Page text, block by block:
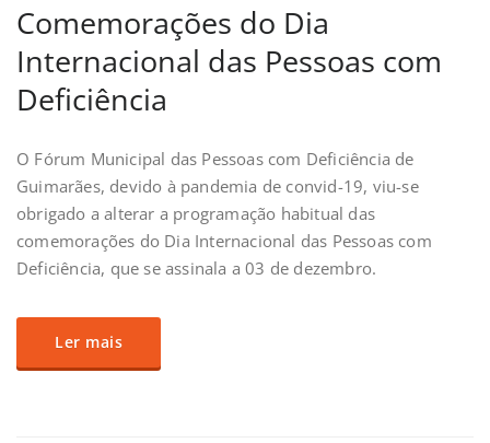
Comemorações do Dia
Internacional das Pessoas com
Deficiência
O Fórum Municipal das Pessoas com Deficiência de
Guimarães, devido à pandemia de convid-19, viu-se
obrigado a alterar a programação habitual das
comemorações do Dia Internacional das Pessoas com
Deficiência, que se assinala a 03 de dezembro.
Ler mais